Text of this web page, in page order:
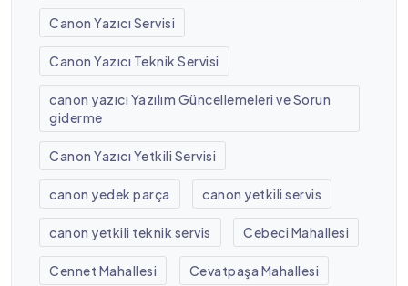
Canon Yazıcı Servisi
Canon Yazıcı Teknik Servisi
canon yazıcı Yazılım Güncellemeleri ve Sorun
giderme
Canon Yazıcı Yetkili Servisi
canon yedek parça canon yetkili servis
canon yetkili teknik servis Cebeci Mahallesi
Cennet Mahallesi Cevatpaşa Mahallesi